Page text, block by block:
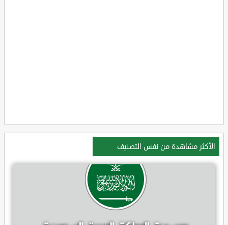
الأكثر مشاهدة من نفس التصنيف